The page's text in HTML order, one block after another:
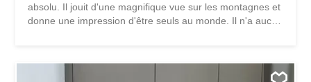
absolu. Il jouit d'une magnifique vue sur les montagnes et
donne une impression d'être seuls au monde. Il n'a aucun
Il se compose comme suit : hall d'entrée 1 cuisine
séparée 2 chambres doubles 1 salle de bain 1 salon/salle